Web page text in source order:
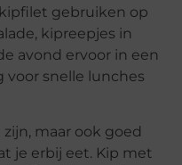
gebruiken op
kipreepjes in
avond ervoor in een
voor snelle lunches
maar ook goed
je erbij eet. Kip met